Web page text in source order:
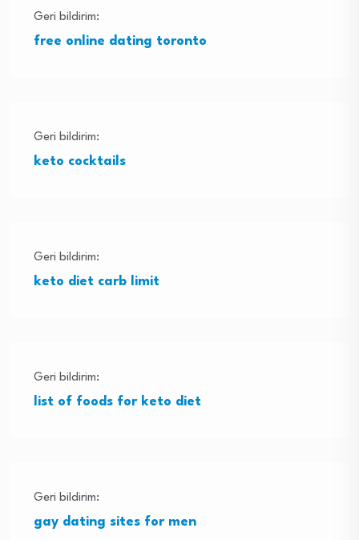
Geri bildirim:
free online dating toronto
Geri bildirim:
keto cocktails
Geri bildirim:
keto diet carb limit
Geri bildirim:
list of foods for keto diet
Geri bildirim:
gay dating sites for men